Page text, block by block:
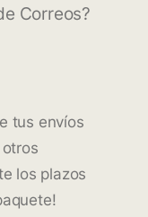
Correos?
tus envíos
los plazos